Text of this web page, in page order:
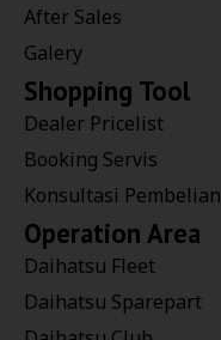
After Sales
Galery
Shopping Tool
Dealer Pricelist
Booking Servis
Konsultasi Pembelian
Operation Area
Daihatsu Fleet
Daihatsu Sparepart